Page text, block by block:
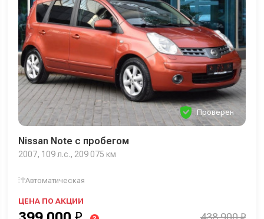
Проверен
Nissan Note с пробегом
2007, 109 л.с., 209 075 км
Автоматическая
ЦЕНА ПО АКЦИИ